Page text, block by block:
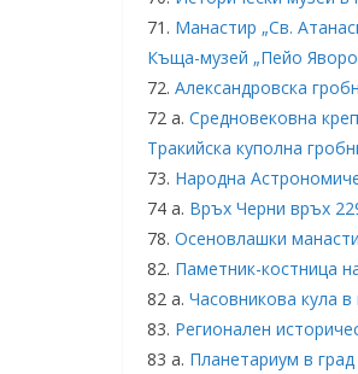
71. Манастир „Св.
Къща-музей „Пейо
72. Александровска
72 а. Средновековна
Тракийска куполна
73. Народна
74 а. Връх Черни връх
78. Осеновлашки
82. Паметник-костница
82 а. Часовникова кула в
83. Регионален
83 а. Планетариум в